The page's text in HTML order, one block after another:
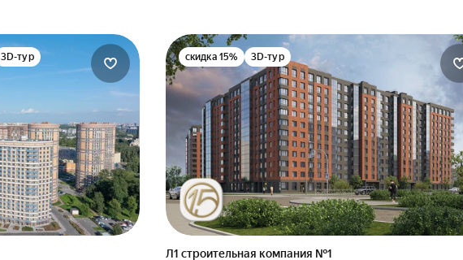
3D-тур скидка 15% 3D-тур
Л1 cтроительная компания №1